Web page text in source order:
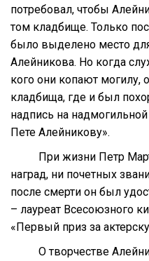
потребовал, чтобы
том кладбище. Только
было выделено место
Алейникова. Но когда
кого они копают могилу,
кладбища, где и был
надпись на
Пете Алейникову».
При жизни Петр
наград, ни почетных
после смерти он был
– лауреат Всесоюзного
«Первый приз за
О творчестве